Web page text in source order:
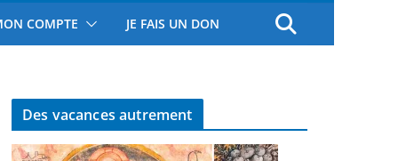
COMPTE JE FAIS UN DON
Des vacances autrement